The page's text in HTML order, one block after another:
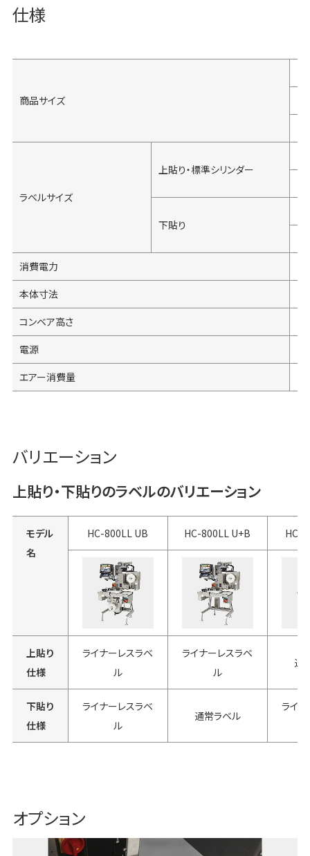
仕様
商品サイズ
ラベルサイズ
上貼り・標準シリンダー
下貼り
消費電力
本体寸法
コンベア高さ
電源
エアー消費量
バリエーション
上貼り・下貼りのラベルのバリエーション
モデル
名
HC-800LL UB HC-800LL U+B HC-
上貼り
仕様
ライナーレスラベ
ル
ライナーレスラベ
ル
通
下貼り
仕様
ライナーレスラベ
ル
通常ラベル
ライ
オプション